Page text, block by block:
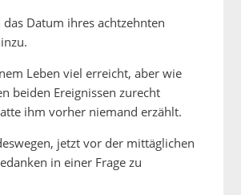
Datum ihres achtzehnten
Leben viel erreicht, aber wie
beiden Ereignissen zurecht
ihm vorher niemand erzählt.
jetzt vor der mittäglichen
in einer Frage zu